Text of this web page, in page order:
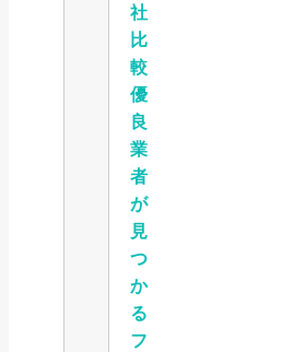
社
比
較
優
良
業
者
が
見
つ
か
る
フ